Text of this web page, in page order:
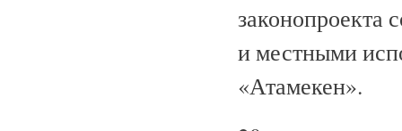
законопроекта
и местными
«Атамекен».